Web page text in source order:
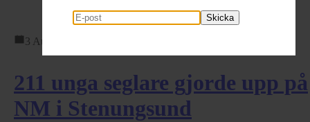
3 Aug
211 unga seglare gjorde upp på
NM i Stenungsund
Skicka